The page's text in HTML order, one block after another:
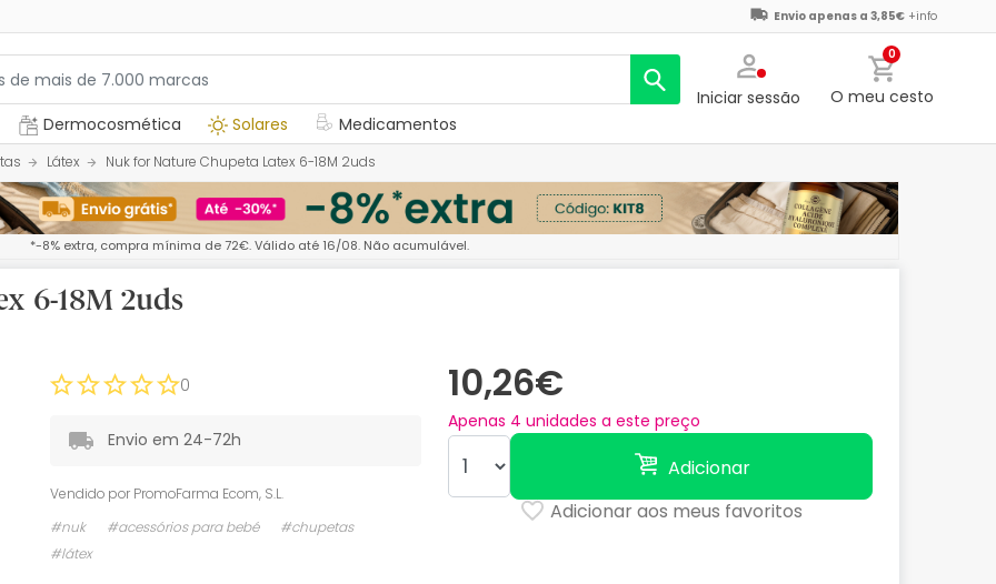
Envio apenas a 3,85€ +info
Iniciar sessão
0
O meu cesto
Dermocosmética Solares Medicamentos
Látex Nuk for Nature Chupeta Latex 6-18M 2uds
*-8% extra, compra mínima de 72€. Válido até 16/08. Não acumulável.
6-18M 2uds
10,26€
Apenas 4 unidades a este preço
Adicionar
Adicionar aos meus favoritos
0
Envio em 24-72h
Vendido por PromoFarma Ecom, S.L.
#nuk
#acessórios para bebé
#chupetas
#látex